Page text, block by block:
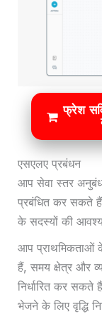
फ्रेश
एसएलए प्रबंधन
आप सेवा स्तर
प्रबंधित कर सकते
के सदस्यों की
आप प्राथमिकताओं
हैं, समय क्षेत्र और
निर्धारित कर
भेजने के लिए वृद्धि